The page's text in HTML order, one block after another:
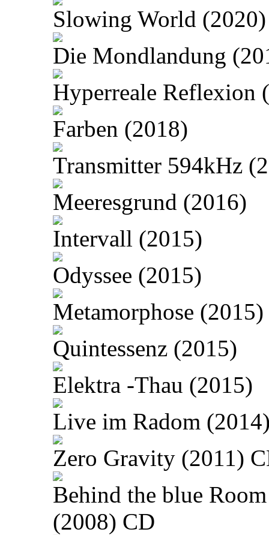
Slowing World (2020)
Die Mondlandung
Hyperreale Reflexion
Farben (2018)
Transmitter 594kHz
Meeresgrund (2016)
Intervall (2015)
Odyssee (2015)
Metamorphose (2015)
Quintessenz (2015)
Elektra -Thau (2015)
Live im Radom
Zero Gravity (2011)
Behind the blue Room
(2008) CD